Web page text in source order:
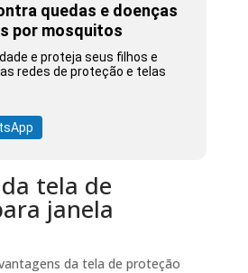
quedas e doenças
por mosquitos
e proteja seus filhos e
redes de proteção e telas
tela de
janela
da tela de proteção